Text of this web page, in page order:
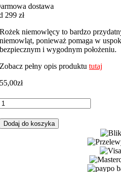
dostawa
299 zł
Rożek niemowlęcy to bardzo
niemowląt, ponieważ pomaga w
bezpiecznym i wygodnym położeniu.
Zobacz pełny opis produktututaj
55,00zł
Dodaj do koszyka